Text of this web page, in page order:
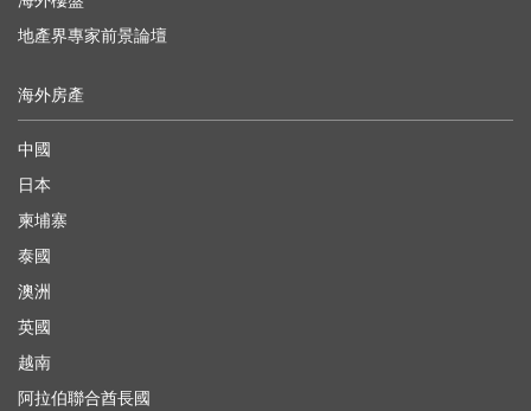
地產界專家前景論壇
海外房產
中國
日本
柬埔寨
泰國
澳洲
英國
越南
阿拉伯聯合酋長國